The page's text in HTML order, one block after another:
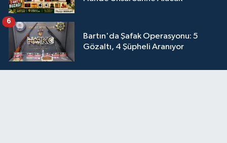
Bartın'da Şafak Operasyonu: 5
Gözaltı, 4 Şüpheli Aranıyor
6